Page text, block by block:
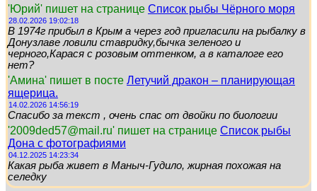
'Юрий' пишет на странице Список рыбы Чёрного моря
28.02.2026 19:02:18
В 1974г прибыл в Крым а через год пригласили на рыбалку в
Донузлаве ловили ставридку,бычка зеленого и
черного,Карася с розовым оттенком, а в каталоге его
нет?
'Амина' пишет в посте Летучий дракон – планирующая
ящерица.
14.02.2026 14:56:19
Спасибо за текст , очень спас от двойки по биологии
'2009ded57@mail.ru' пишет на странице Список рыбы
Дона с фотографиями
04.12.2025 14:23:34
Какая рыба живет в Маныч-Гудило, жирная похожая на
селедку